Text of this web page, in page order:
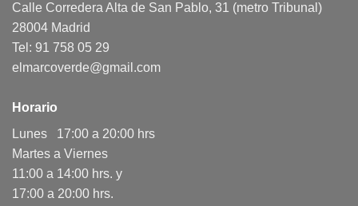
Calle Corredera Alta de San Pablo, 31 (metro Tribunal)
28004 Madrid
Tel: 91 758 05 29
elmarcoverde@gmail.com
Horario
Lunes 17:00 a 20:00 hrs
Martes a Viernes
11:00 a 14:00 hrs. y
17:00 a 20:00 hrs.